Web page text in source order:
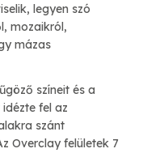
legyen szó
mozaikról,
mázas
színeit és a
fel az
szánt
Overclay felületek 7